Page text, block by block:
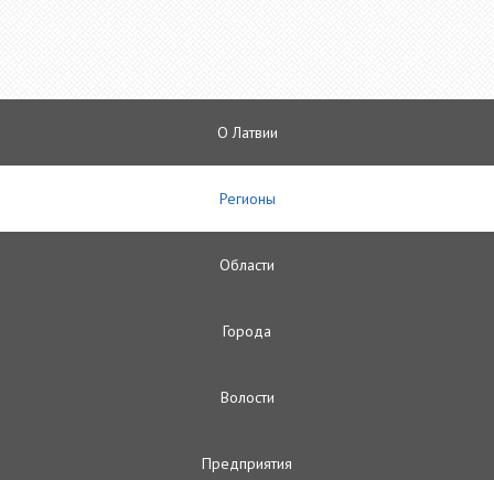
О Латвии
Регионы
Oбласти
Городa
Волости
Предприятия